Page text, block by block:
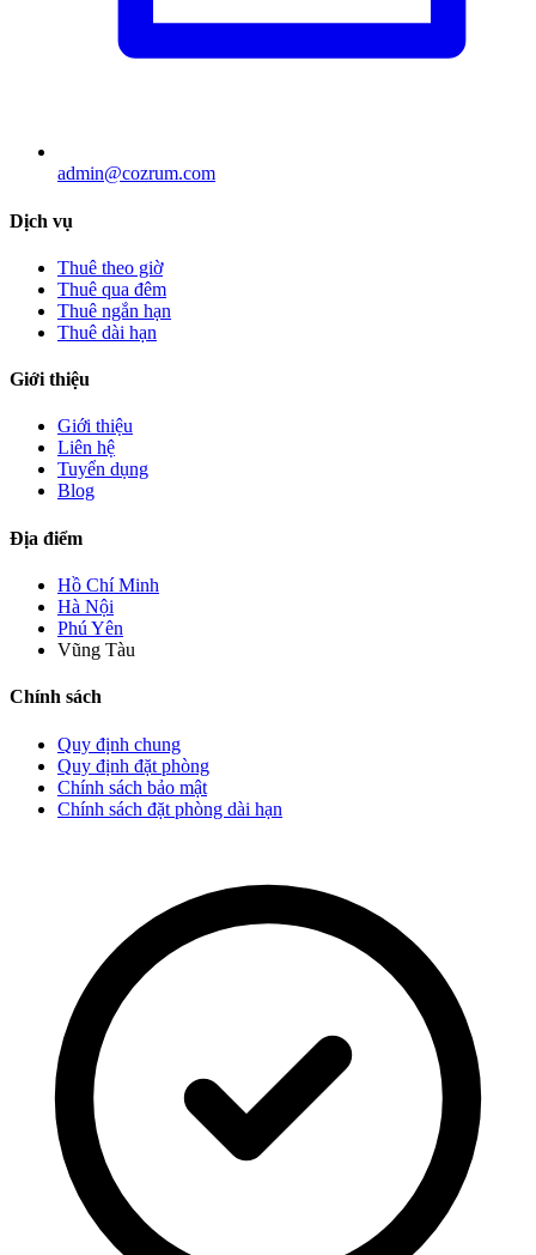
admin@cozrum.com
Dịch vụ
Thuê theo giờ
Thuê qua đêm
Thuê ngắn hạn
Thuê dài hạn
Giới thiệu
Giới thiệu
Liên hệ
Tuyển dụng
Blog
Địa điểm
Hồ Chí Minh
Hà Nội
Phú Yên
Vũng Tàu
Chính sách
Quy định chung
Quy định đặt phòng
Chính sách bảo mật
Chính sách đặt phòng dài hạn